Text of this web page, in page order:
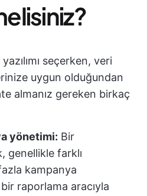
seçerken, veri
uygun olduğundan
almanız gereken birkaç
yönetimi: Bir
genellikle farklı
kampanya
raporlama aracıyla